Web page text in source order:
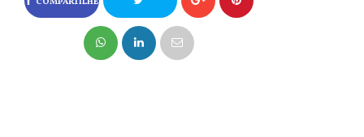
NO FACEBOOK COMPARTILHE